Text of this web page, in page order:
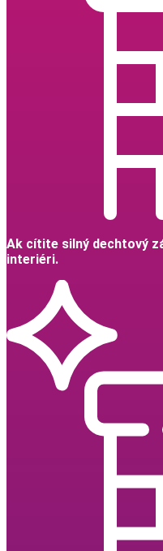
Ak cítite silný dechtový
interiéri.